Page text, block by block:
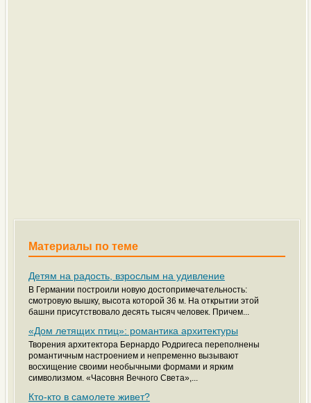
Материалы по теме
Детям на радость, взрослым на удивление
В Германии построили новую достопримечательность:
смотровую вышку, высота которой 36 м. На открытии этой
башни присутствовало десять тысяч человек. Причем...
«Дом летящих птиц»: романтика архитектуры
Творения архитектора Бернардо Родригеса переполнены
романтичным настроением и непременно вызывают
восхищение своими необычными формами и ярким
символизмом. «Часовня Вечного Света»,...
Кто-кто в самолете живет?